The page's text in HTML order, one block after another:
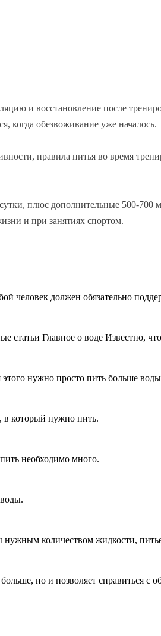
и восстановление после
когда обезвоживание уже началось.
правила питья во время
плюс дополнительные 500-700
и при занятиях спортом.
человек должен обязательно
Главное о воде Известно,
этого нужно просто пить больше
в который нужно пить.
необходимо много.
количеством жидкости,
но и позволяет справиться с